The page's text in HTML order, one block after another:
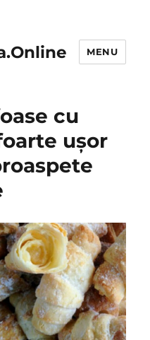
MENU
cu
ușor